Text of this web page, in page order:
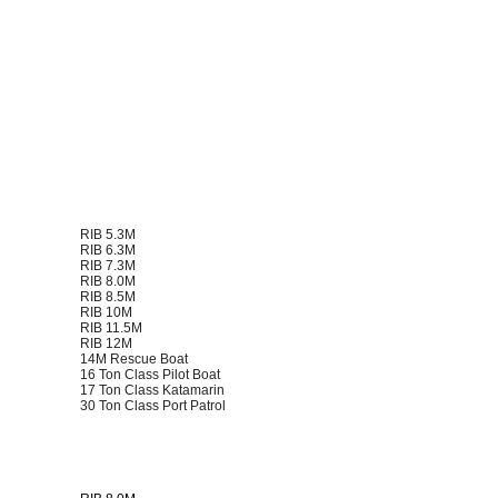
RIB 5.3M
RIB 6.3M
RIB 7.3M
RIB 8.0M
RIB 8.5M
RIB 10M
RIB 11.5M
RIB 12M
14M Rescue Boat
16 Ton Class Pilot Boat
17 Ton Class Katamarin
30 Ton Class Port Patrol